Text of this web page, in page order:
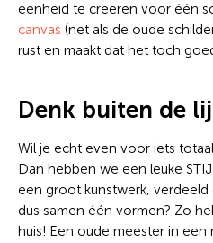
eenheid te creëren voor één
canvas (net als de oude
rust en maakt dat het toch
Denk buiten de
Wil je echt even voor iets
Dan hebben we een leuke
een groot kunstwerk,
dus samen één vormen? Zo
huis! Een oude meester in